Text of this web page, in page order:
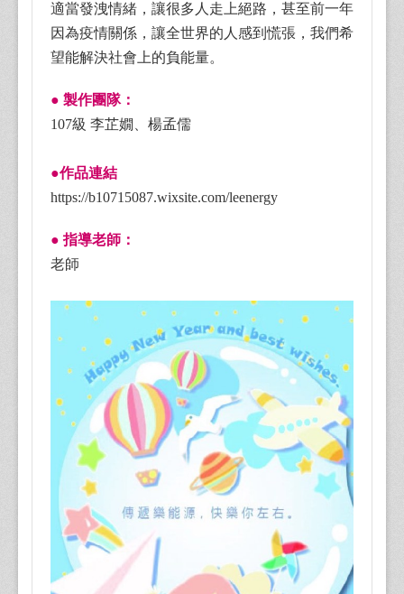
適當發洩情緒，讓很多人走上絕路，甚至前一年
因為疫情關係，讓全世界的人感到慌張，我們希
望能解決社會上的負能量。
● 製作團隊：
107級 李芷嫺、楊孟儒
●作品連結
https://b10715087.wixsite.com/leenergy
● 指導老師：
老師